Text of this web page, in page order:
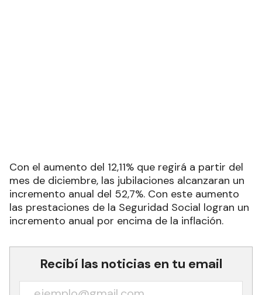
Con el aumento del 12,11% que regirá a partir del
mes de diciembre, las jubilaciones alcanzaran un
incremento anual del 52,7%. Con este aumento
las prestaciones de la Seguridad Social logran un
incremento anual por encima de la inflación.
Recibí las noticias en tu email